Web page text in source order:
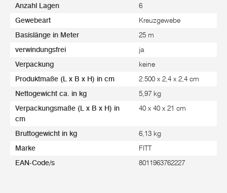
Anzahl Lagen 6
Gewebeart Kreuzgewebe
Basislänge in Meter 25 m
verwindungsfrei ja
Verpackung keine
Produktmaße (L x B x H) in cm 2.500 x 2,4 x 2,4 cm
Nettogewicht ca. in kg 5,97 kg
Verpackungsmaße (L x B x H) in
cm
40 x 40 x 21 cm
Bruttogewicht in kg 6,13 kg
Marke FITT
EAN-Code/s 8011963762227